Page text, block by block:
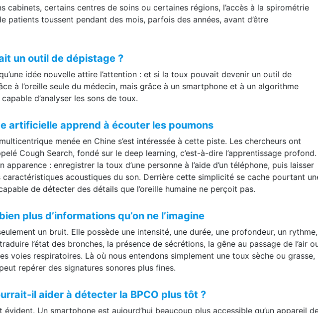
l’obstruction bronchique. Mais dans la réalité, cet examen n’est pas toujours
cabinets, certains centres de soins ou certaines régions, l’accès à la spirométrie
patients toussent pendant des mois, parfois des années, avant d’être
un outil de dépistage ?
idée nouvelle attire l’attention : et si la toux pouvait devenir un outil de
à l’oreille seule du médecin, mais grâce à un smartphone et à un algorithme
artificielle apprend à écouter les poumons
menée en Chine s’est intéressée à cette piste. Les chercheurs ont
Cough Search, fondé sur le deep learning, c’est-à-dire l’apprentissage profond.
apparence : enregistrer la toux d’une personne à l’aide d’un téléphone, puis laisser
caractéristiques acoustiques du son. Derrière cette simplicité se cache pourtant une
plus d’informations qu’on ne l’imagine
un bruit. Elle possède une intensité, une durée, une profondeur, un rythme,
l’état des bronches, la présence de sécrétions, la gêne au passage de l’air ou
voies respiratoires. Là où nous entendons simplement une toux sèche ou grasse,
il aider à détecter la BPCO plus tôt ?